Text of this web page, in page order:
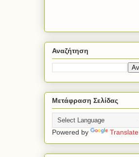
Αναζήτηση
Μετάφραση Σελίδας
Powered by Translate